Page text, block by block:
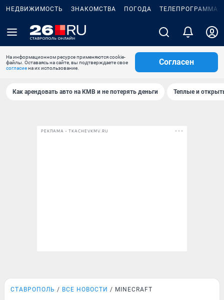
НЕДВИЖИМОСТЬ ЗНАКОМСТВА ПОГОДА ТЕЛЕПРОГРАММА
На информационном ресурсе применяются cookie-
файлы. Оставаясь на сайте, вы подтверждаете свое
согласиена их использование.
Согласен
Как арендовать авто на КМВ и не потерять деньги Теплые и
РЕКЛАМА • TKACHEVKMV.RU
СТАВРОПОЛЬ ВСЕ НОВОСТИ MINECRAFT